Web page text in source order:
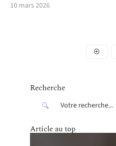
10 mars 2026
Recherche
Article au top